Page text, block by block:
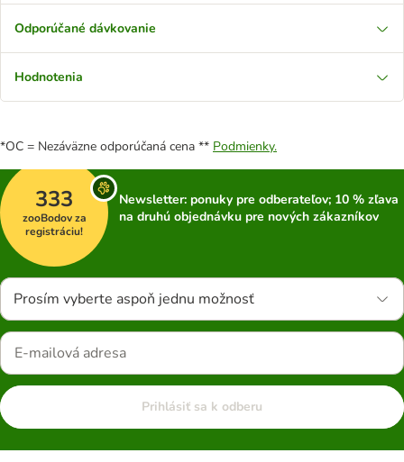
Odporúčané dávkovanie
Hodnotenia
*OC = Nezáväzne odporúčaná cena ** Podmienky.
333
zooBodov za
registráciu!
Newsletter: ponuky pre odberateľov; 10 % zľava
na druhú objednávku pre nových zákazníkov
Prosím vyberte aspoň jednu možnosť
Prihlásiť sa k odberu